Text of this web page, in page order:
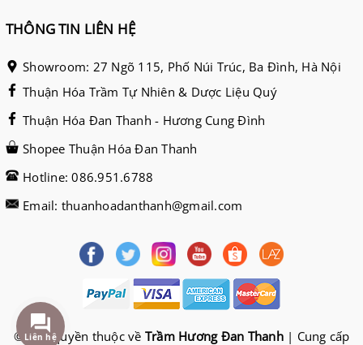
THÔNG TIN LIÊN HỆ
Showroom: 27 Ngõ 115, Phố Núi Trúc, Ba Đình, Hà Nội
Thuận Hóa Trầm Tự Nhiên & Dược Liệu Quý
Thuận Hóa Đan Thanh - Hương Cung Đình
Shopee Thuận Hóa Đan Thanh
Hotline: 086.951.6788
Email: thuanhoadanthanh@gmail.com
© Bản quyền thuộc về Trầm Hương Đan Thanh | Cung cấp
Liên hệ